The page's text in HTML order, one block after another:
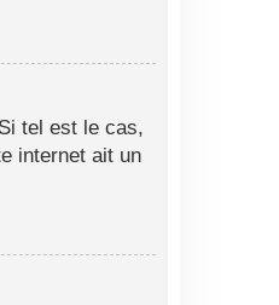
tel est le cas,
internet ait un